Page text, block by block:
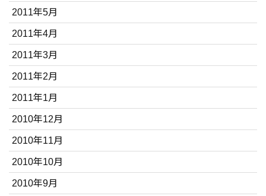
2011年5月
2011年4月
2011年3月
2011年2月
2011年1月
2010年12月
2010年11月
2010年10月
2010年9月